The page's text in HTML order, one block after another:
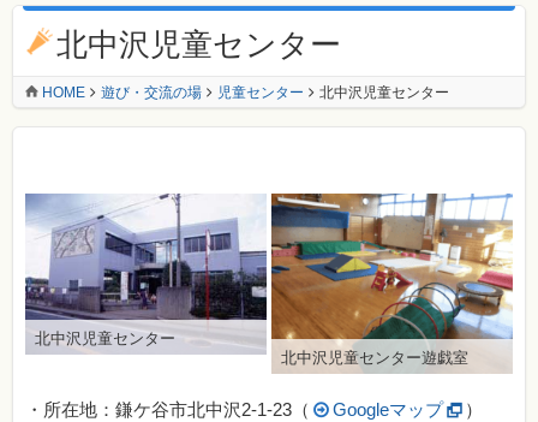
北中沢児童センター
HOME 遊び・交流の場 児童センター 北中沢児童センター
北中沢児童センター
北中沢児童センター遊戯室
・所在地：鎌ケ谷市北中沢2-1-23（ Googleマップ ）